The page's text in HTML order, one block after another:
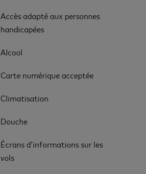
Accès adapté aux personnes
handicapées
Alcool
Carte numérique acceptée
Climatisation
Douche
Écrans d’informations sur les
vols